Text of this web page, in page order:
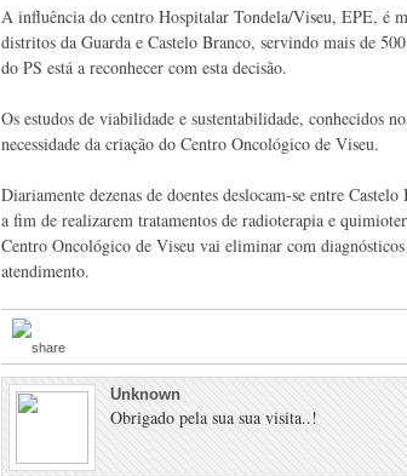
A influência do centro Hospitalar Tondela/Viseu, EPE, é
distritos da Guarda e Castelo Branco, servindo mais de
do PS está a reconhecer com esta decisão.
Os estudos de viabilidade e sustentabilidade, conhecidos
necessidade da criação do Centro Oncológico de Viseu.
Diariamente dezenas de doentes deslocam-se entre
a fim de realizarem tratamentos de radioterapia e
Centro Oncológico de Viseu vai eliminar com
atendimento.
Unknown
Obrigado pela sua sua visita..!